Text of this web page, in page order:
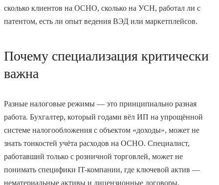
сколько клиентов на ОСНО, сколько на УСН, работал ли с
патентом, есть ли опыт ведения ВЭД или маркетплейсов.
Почему специализация критически
важна
Разные налоговые режимы — это принципиально разная
работа. Бухгалтер, который годами вёл ИП на упрощённой
системе налогообложения с объектом «доходы», может не
знать тонкостей учёта расходов на ОСНО. Специалист,
работавший только с розничной торговлей, может не
понимать специфики IT-компании, где ключевой актив —
нематериальные активы и лицензионные договоры.